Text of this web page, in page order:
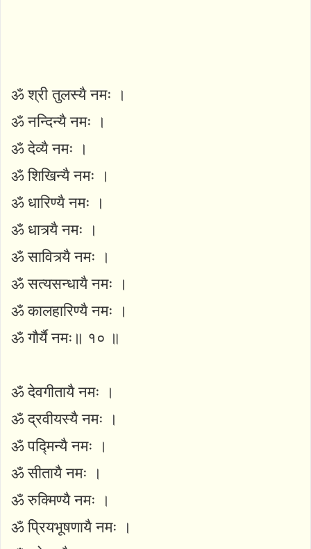
ॐ श्री तुलस्यै नमः ।
ॐ नन्दिन्यै नमः ।
ॐ देव्यै नमः ।
ॐ शिखिन्यै नमः ।
ॐ धारिण्यै नमः ।
ॐ धात्र्यै नमः ।
ॐ सावित्र्यै नमः ।
ॐ सत्यसन्धायै नमः ।
ॐ कालहारिण्यै नमः ।
ॐ गौर्यै नमः॥ १० ॥
ॐ देवगीतायै नमः ।
ॐ द्रवीयस्यै नमः ।
ॐ पद्मिन्यै नमः ।
ॐ सीतायै नमः ।
ॐ रुक्मिण्यै नमः ।
ॐ प्रियभूषणायै नमः ।